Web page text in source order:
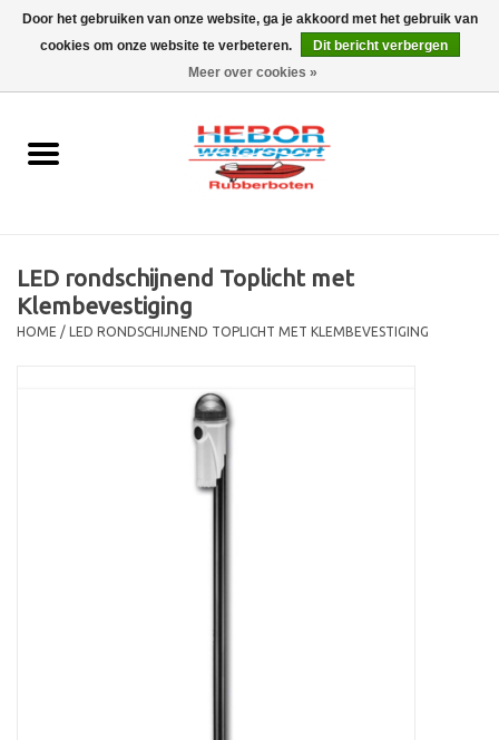
0 Artikelen - €0,00
Outboard
Trailer
LED rondschijnend Toplicht met
Klembevestiging
HOME / LED RONDSCHIJNEND TOPLICHT MET KLEMBEVESTIGING
Door het gebruiken van onze website, ga je akkoord met het gebruik van
cookies om onze website te verbeteren.
Dit bericht verbergen
Meer over cookies »